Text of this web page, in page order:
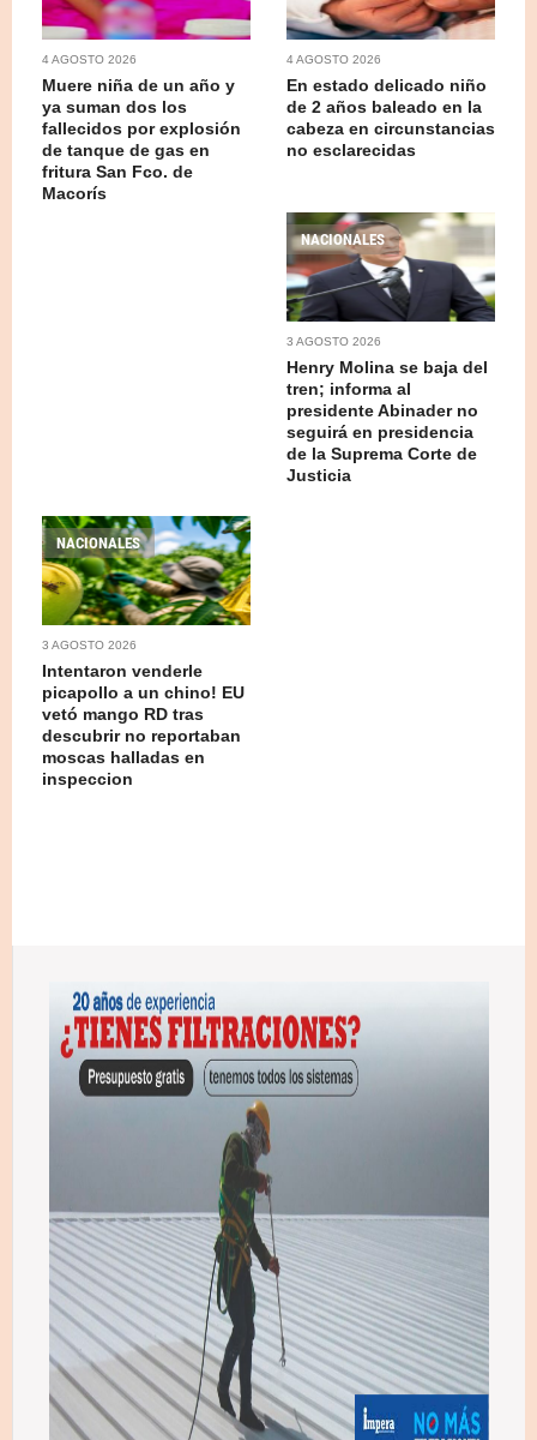
4 AGOSTO 2026
Muere niña de un año y
ya suman dos los
fallecidos por explosión
de tanque de gas en
fritura San Fco. de
Macorís
4 AGOSTO 2026
En estado delicado niño
de 2 años baleado en la
cabeza en circunstancias
no esclarecidas
NACIONALES
3 AGOSTO 2026
Henry Molina se baja del
tren; informa al
presidente Abinader no
seguirá en presidencia
de la Suprema Corte de
Justicia
NACIONALES
3 AGOSTO 2026
Intentaron venderle
picapollo a un chino! EU
vetó mango RD tras
descubrir no reportaban
moscas halladas en
inspeccion